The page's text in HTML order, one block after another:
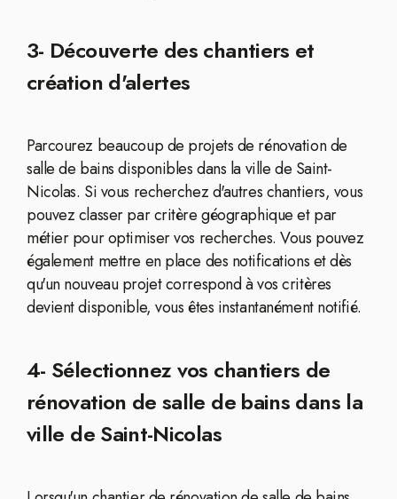
3- Découverte des chantiers et
création d'alertes
Parcourez beaucoup de projets de rénovation de
salle de bains disponibles dans la ville de Saint-
Nicolas. Si vous recherchez d'autres chantiers, vous
pouvez classer par critère géographique et par
métier pour optimiser vos recherches. Vous pouvez
également mettre en place des notifications et dès
qu'un nouveau projet correspond à vos critères
devient disponible, vous êtes instantanément notifié.
4- Sélectionnez vos chantiers de
rénovation de salle de bains dans la
ville de Saint-Nicolas